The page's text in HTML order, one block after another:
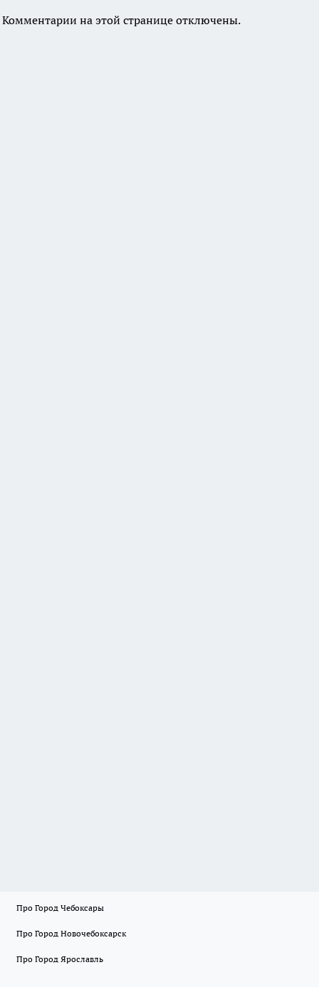
Комментарии на этой странице отключены.
Про Город Чебоксары
Про Город Новочебоксарск
Про Город Ярославль